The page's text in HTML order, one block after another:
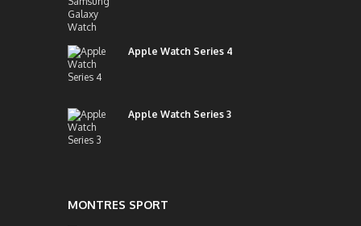
Apple Watch Series 4
Apple Watch Series 3
MONTRES SPORT